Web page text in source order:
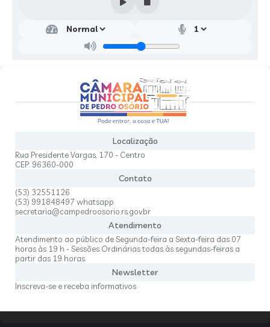
Localização
Rua Presidente Vargas, 170 - Centro
CEP: 96360-000
Contato
(53) 32551126
(53) 991848497 whatsapp
secretaria@campedroosorio.rs.gov.br
Atendimento
Atendimento ao público de Segunda-feira a Sexta-feira das 07
horas às 19 h - Sessões Ordinárias todas às segundas-feiras a
partir das 19 horas
Newsletter
Inscreva-se e receba informativos